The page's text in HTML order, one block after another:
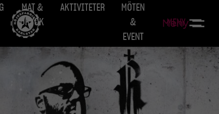
MAT &
DRYCK
AKTIVITETER
MÖTEN
&
EVENT
MENY
Meny